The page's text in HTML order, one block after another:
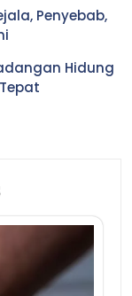
Penyebab,
Hidung